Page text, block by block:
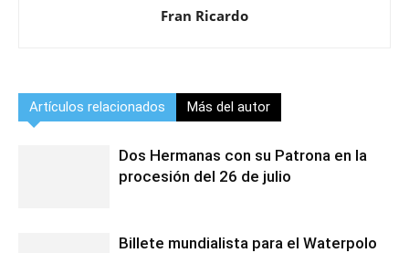
Fran Ricardo
Artículos relacionados Más del autor
Dos Hermanas con su Patrona en la
procesión del 26 de julio
Billete mundialista para el Waterpolo